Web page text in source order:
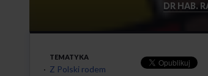
DR HAB.
TEMATYKA
Z Polski rodem